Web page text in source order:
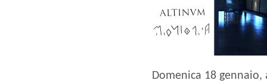
Domenica 18 gennaio,